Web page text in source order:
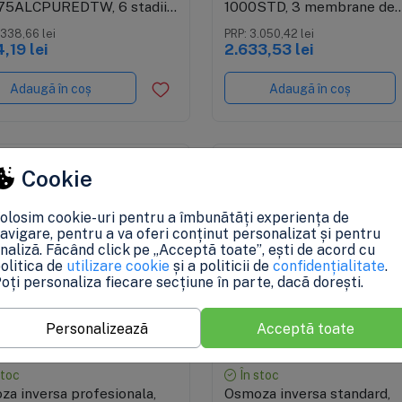
6 stadii,
crestere PH 7-10
lei
lei
Adaugă în coș
1000STD, 3 membrane de
PRP: 3.050,42 lei
2.633,53 lei
Adaugă în coș
Vizualizare rapidă
inversa profesionala,
Vizualizare rapidă
În stoc
Osmoza inversa standard,
Cookie
cookie-uri pentru a îmbunătăți experiența de
pentru a va oferi conținut personalizat și pentru
Făcând click pe „Acceptă toate”, ești de acord cu
de utilizare cookie și a politicii de confidențialitate.
personaliza fiecare secțiune în parte, dacă dorești.
Personalizează Acceptă toate